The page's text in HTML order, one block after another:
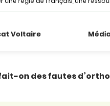
Voltaire
on des fautes